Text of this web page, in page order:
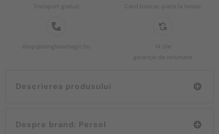
Transport gratuit Card bancar, plata la livrare
shop@sunglassmagic.hu
14 zile
garanție de returnare
Descrierea produsului
Despre brand: Persol